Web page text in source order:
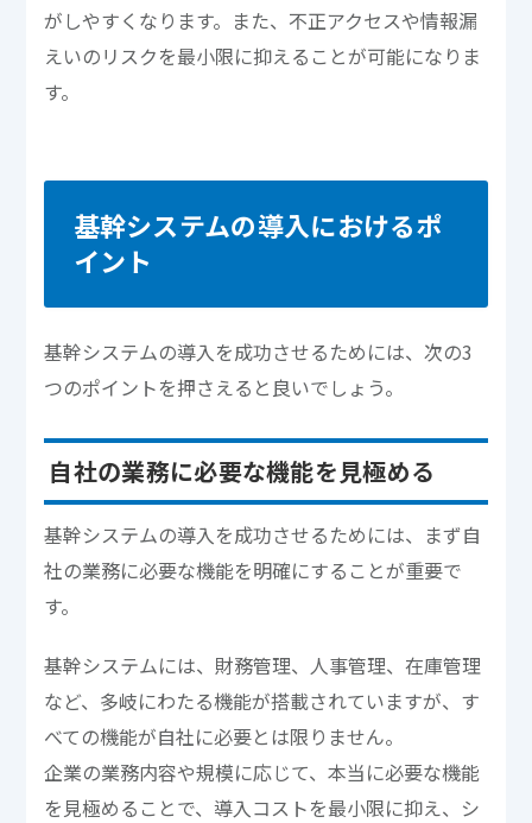
がしやすくなります。また、不正アクセスや情報漏
えいのリスクを最小限に抑えることが可能になりま
す。
基幹システムの導入におけるポ
イント
基幹システムの導入を成功させるためには、次の3
つのポイントを押さえると良いでしょう。
自社の業務に必要な機能を見極める
基幹システムの導入を成功させるためには、まず自
社の業務に必要な機能を明確にすることが重要で
す。
基幹システムには、財務管理、人事管理、在庫管理
など、多岐にわたる機能が搭載されていますが、す
べての機能が自社に必要とは限りません。
企業の業務内容や規模に応じて、本当に必要な機能
を見極めることで、導入コストを最小限に抑え、シ